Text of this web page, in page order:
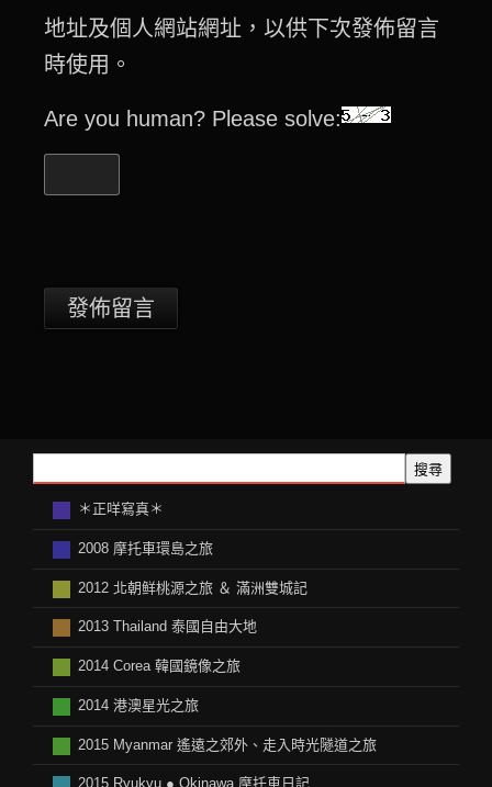
地址及個人網站網址，以供下次發佈留言
時使用。
Are you human? Please solve:
搜尋
＊正咩寫真＊
2008 摩托車環島之旅
2012 北朝鲜桃源之旅 ＆ 滿洲雙城記
2013 Thailand 泰國自由大地
2014 Corea 韓國鏡像之旅
2014 港澳星光之旅
2015 Myanmar 遙遠之郊外、走入時光隧道之旅